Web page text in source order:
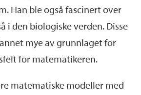
Han ble også fascinert over
i den biologiske verden. Disse
mye av grunnlaget for
for matematikeren.
matematiske modeller med